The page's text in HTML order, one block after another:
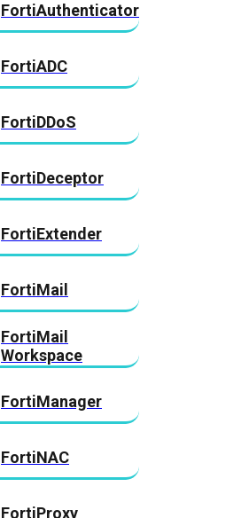
FortiAuthenticator
FortiADC
FortiDDoS
FortiDeceptor
FortiExtender
FortiMail
FortiMail
Workspace
FortiManager
FortiNAC
FortiProxy